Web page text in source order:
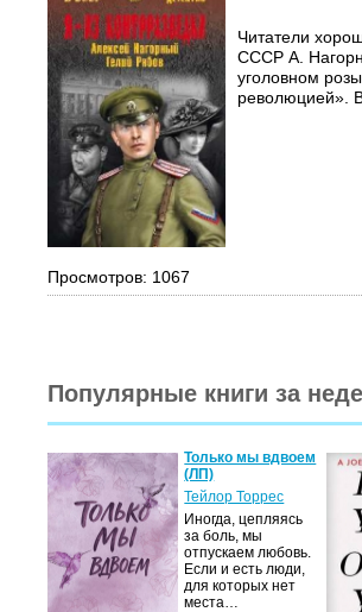
Читатели
СССР А.
уголовном
революцией».
Просмотров: 1067
Популярные книги за
Только мы вдвоем
(ЛП)
Тейлор Торрес
Иногда, цепляясь
за боль, мы
отпускаем любовь.
Если и есть люди,
для которых нет
места…